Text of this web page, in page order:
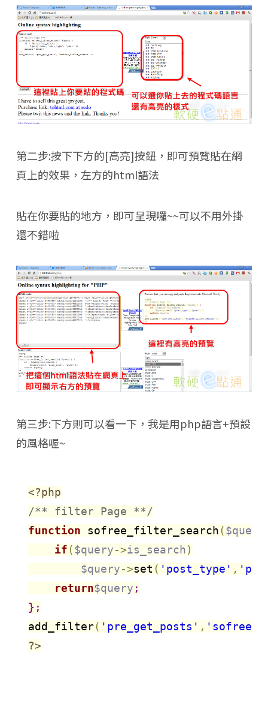
第二步:按下下方的[高亮]按鈕，即可預覽貼在網
頁上的效果，左方的html語法
貼在你要貼的地方，即可呈現囉~~可以不用外掛
還不錯啦
第三步:下方則可以看一下，我是用php語言+預設
的風格喔~
<?php
/** filter Page **/
function sofree_filter_search($query
if($query->is_search)
$query->set ( 'post_type' ,
return$query ;
} ;
add_filter( 'pre_get_posts' ,
?>